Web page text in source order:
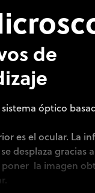
de
óptico
es el ocular. La
desplaza gracias
la imagen